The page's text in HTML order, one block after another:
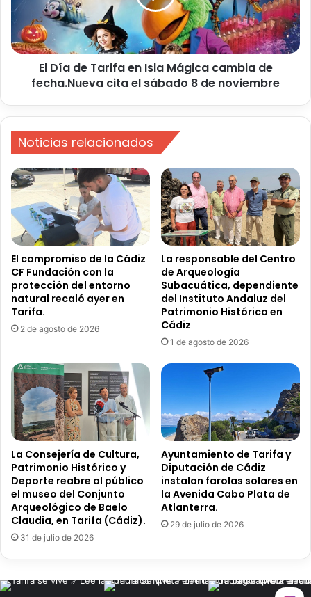
p
e
i
o
e
s
c
e
t
o
s
e
n
a
c
s
o
y
t
r
s
l
d
o
s
I
d
e
a
I
s
l
M
g
i
c
a
c
a
m
a
d
e
f
e
h
a
.
N
u
e
c
El Día de Tarifa en Isla Mágica cambia de
fecha.Nueva cita el sábado 8 de noviembre
Noticias relacionados
El compromiso de la Cádiz
CF Fundación con la
protección del entorno
natural recaló ayer en
Tarifa.
2 de agosto de 2026
La responsable del Centro
de Arqueología
Subacuática, dependiente
del Instituto Andaluz del
Patrimonio Histórico en
Cádiz
1 de agosto de 2026
La Consejería de Cultura,
Patrimonio Histórico y
Deporte reabre al público
el museo del Conjunto
Arqueológico de Baelo
Claudia, en Tarifa (Cádiz).
31 de julio de 2026
Ayuntamiento de Tarifa y
Diputación de Cádiz
instalan farolas solares en
la Avenida Cabo Plata de
Atlanterra.
29 de julio de 2026